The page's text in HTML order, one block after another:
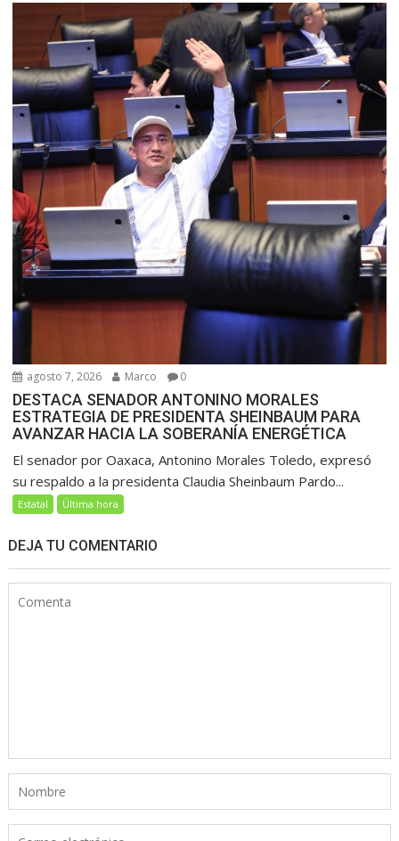
agosto 7, 2026 Marco 0
DESTACA SENADOR ANTONINO MORALES
ESTRATEGIA DE PRESIDENTA SHEINBAUM PARA
AVANZAR HACIA LA SOBERANÍA ENERGÉTICA
El senador por Oaxaca, Antonino Morales Toledo, expresó
su respaldo a la presidenta Claudia Sheinbaum Pardo...
Estatal Última hora
DEJA TU COMENTARIO